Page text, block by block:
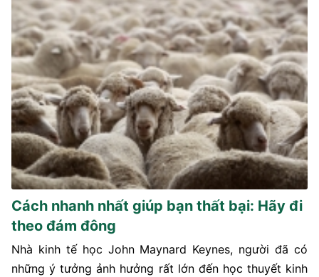
Cách nhanh nhất giúp bạn thất bại: Hãy đi
theo đám đông
Nhà kinh tế học John Maynard Keynes, người đã có
những ý tưởng ảnh hưởng rất lớn đến học thuyết kinh